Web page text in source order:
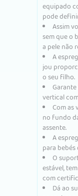
equipado
pode
Assim
sem que o
a pele não
A
jou
o seu filho.
vertical
Com as
no fundo
assente.
A
para bebés
O
estável,
com
Dá ao